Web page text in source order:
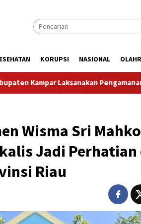
KORUPSI NASIONAL
dan Pengaturan Lalu Lintas
Wisma Sri
Jadi Perhatian
Riau